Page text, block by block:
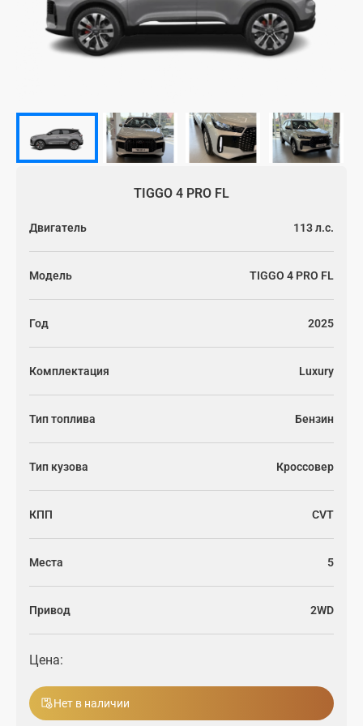
Фамилия
Номер телефона*
Адрес электронной почты
Подтвердите адрес*
Выберите автомобиль
ВЫБЕРИТЕ СВОЕГО ДИЛЕРА
Укажите дилера
Сток
Модели
Для клиентов
Техническое обслуживание
Новости
О Chery
Компания GBS
TIGGO 4 PRO FL
Двигатель 113 л.с.
Модель TIGGO 4 PRO FL
Год 2025
Комплектация Luxury
Тип топлива Бензин
Тип кузова Кроссовер
КПП CVT
Места 5
Привод 2WD
Цена:
Нет в наличии